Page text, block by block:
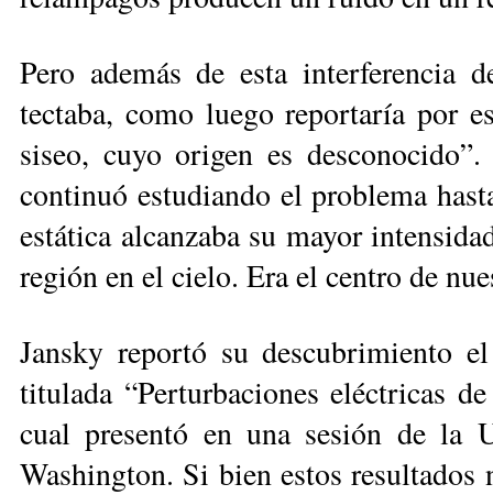
Pero además de esta interferencia
tectaba, como luego reportaría por
siseo, cuyo origen es
continuó estudiando el problema
estática alcanzaba su mayor
región en el cielo. Era el centro de
Jansky reportó su descubrimiento
titulada “Perturbaciones eléctricas
cual presentó en una sesión de la
Washington. Si bien estos